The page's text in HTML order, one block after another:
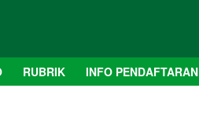
RUBRIK INFO PENDAFTARAN